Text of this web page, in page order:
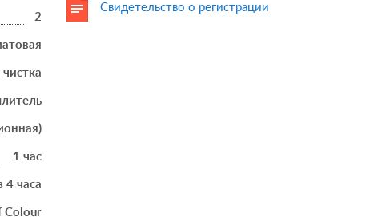
2
1 час
4 часа
Colour
Свидетельство о регистрации